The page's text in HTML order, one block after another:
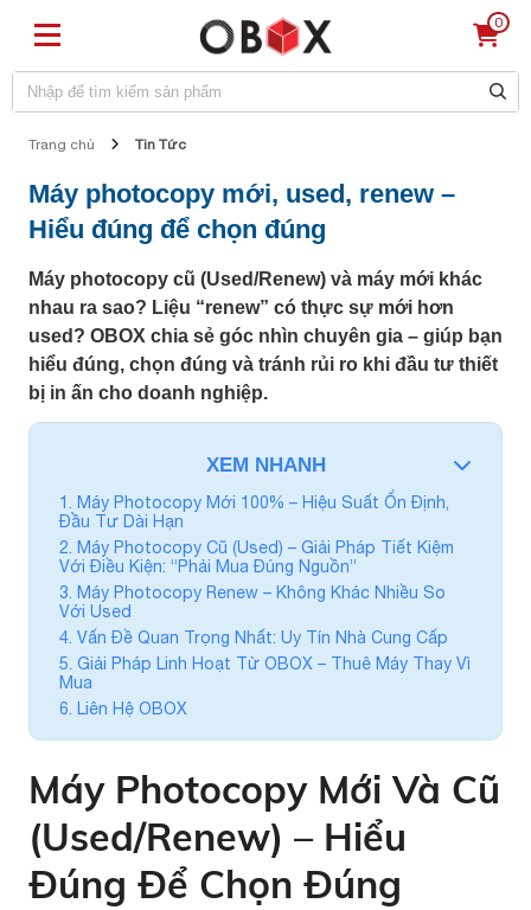
0
Trang chủ Tin Tức
Máy photocopy mới, used, renew –
Hiểu đúng để chọn đúng
Máy photocopy cũ (Used/Renew) và máy mới khác
nhau ra sao? Liệu “renew” có thực sự mới hơn
used? OBOX chia sẻ góc nhìn chuyên gia – giúp bạn
hiểu đúng, chọn đúng và tránh rủi ro khi đầu tư thiết
bị in ấn cho doanh nghiệp.
XEM NHANH
1. Máy Photocopy Mới 100% – Hiệu Suất Ổn Định,
Đầu Tư Dài Hạn
2. Máy Photocopy Cũ (Used) – Giải Pháp Tiết Kiệm
Với Điều Kiện: “Phải Mua Đúng Nguồn”
3. Máy Photocopy Renew – Không Khác Nhiều So
Với Used
4. Vấn Đề Quan Trọng Nhất: Uy Tín Nhà Cung Cấp
5. Giải Pháp Linh Hoạt Từ OBOX – Thuê Máy Thay Vì
Mua
6. Liên Hệ OBOX
Máy Photocopy Mới Và Cũ
(Used/Renew) – Hiểu
Đúng Để Chọn Đúng